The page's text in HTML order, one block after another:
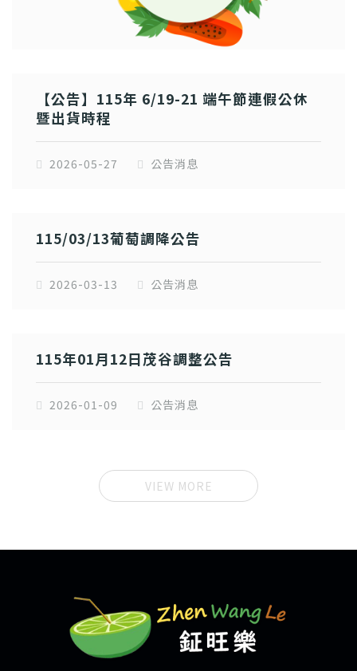
【公告】115年 6/19-21 端午節連假公休
暨出貨時程
2026-05-27 公告消息
115/03/13葡萄調降公告
2026-03-13 公告消息
115年01月12日茂谷調整公告
2026-01-09 公告消息
VIEW MORE